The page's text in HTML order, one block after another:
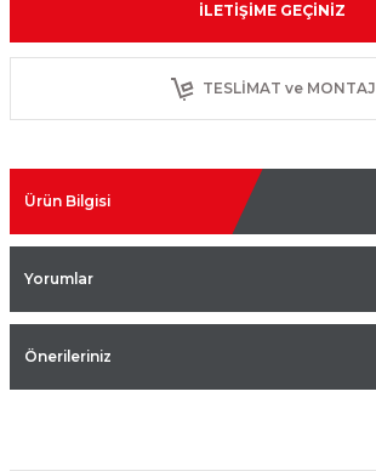
İLETIŞIME GEÇINIZ
TESLİMAT ve MONTAJ
Ürün Bilgisi
Yorumlar
Önerileriniz